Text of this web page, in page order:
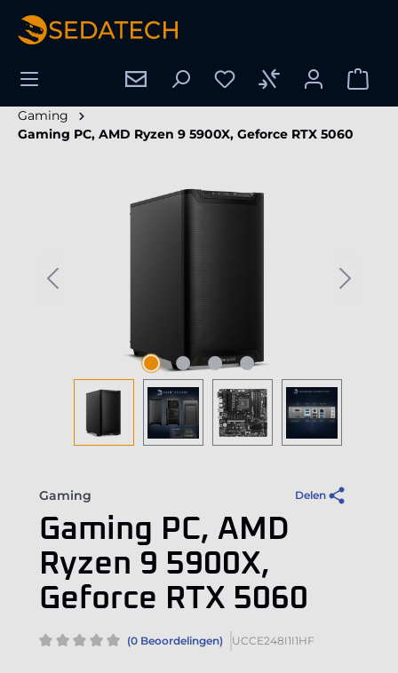
Gaming
Gaming PC, AMD Ryzen 9 5900X, Geforce RTX 5060
Afbeeldingengalerij overslaan
Gaming Delen
Gaming PC, AMD
Ryzen 9 5900X,
Geforce RTX 5060
(0 Beoordelingen) UCCE248I1I1HF